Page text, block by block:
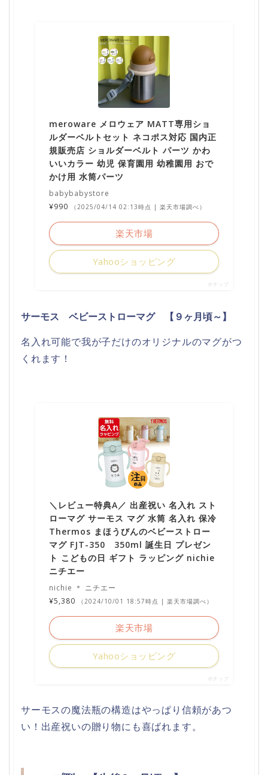
meroware メロウェア MATT専用ショ
ルダーベルトセット ネコポス対応 国内正
規販売店 ショルダーベルト パーツ かわ
いいカラー 幼児 保育園用 幼稚園用 おで
かけ用 水筒パーツ
babybabystore
¥990
（2025/04/14 02:13時点 | 楽天市場調べ）
楽天市場
Yahooショッピング
ポチップ
サーモス ベビーストローマグ 【９ヶ月頃～】
名入れ可能で我が子だけのオリジナルのマグがつ
くれます！
＼レビュー特典A／ 出産祝い 名入れ スト
ローマグ サーモス マグ 水筒 名入れ 保冷
Thermos まほうびんのベビーストロー
マグ FJT-350 350ml 誕生日 プレゼン
ト こどもの日 ギフト ラッピング nichie
ニチエー
nichie ＊ ニチエー
¥5,380
（2024/10/01 18:57時点 | 楽天市場調べ）
楽天市場
Yahooショッピング
ポチップ
サーモスの魔法瓶の構造はやっぱり信頼があつ
い！出産祝いの贈り物にも喜ばれます。